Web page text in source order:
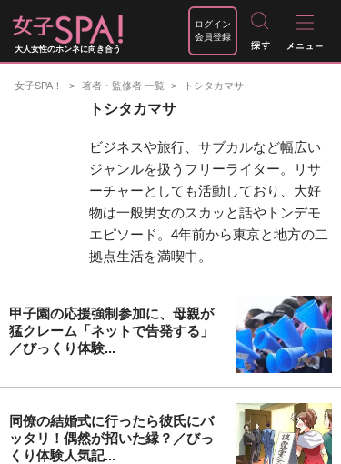
大人女性のホンネに向き合う
ログイン
会員登録
女子SPA！ 著者・監修者 一覧 トシタカマサ
トシタカマサ
ビジネスや旅行、サブカルなど幅広い
ジャンルを扱うフリーライター。リサ
ーチャーとしても活動しており、大好
物は一般男女のスカッと話やトンデモ
エピソード。4年前から東京と地方の二
拠点生活を満喫中。
甲子園の応援強制参加に、母親が
猛クレーム「ネットで告発する」
／びっくり体験...
同僚の結婚式に行ったら彼氏にバ
ッタリ！偶然が招いた縁？／びっ
くり体験人気記...